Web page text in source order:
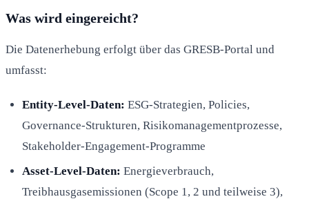
Was wird eingereicht?
Die Datenerhebung erfolgt über das GRESB-Portal und
umfasst:
Entity-Level-Daten: ESG-Strategien, Policies,
Governance-Strukturen, Risikomanagementprozesse,
Stakeholder-Engagement-Programme
Asset-Level-Daten: Energieverbrauch,
Treibhausgasemissionen (Scope 1, 2 und teilweise 3),